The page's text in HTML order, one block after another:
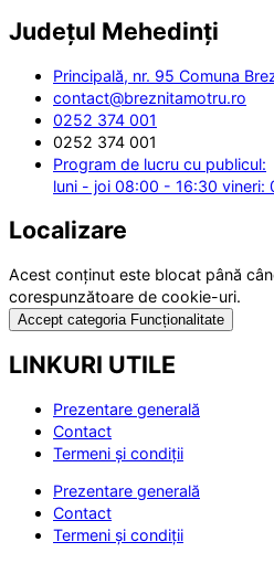
Județul Mehedinți
Principală, nr. 95 Comuna
contact@breznitamotru.ro
0252 374 001
0252 374 001
Program de lucru cu publicul:
luni - joi 08:00 - 16:30 vineri:
Localizare
Acest conținut este blocat până
corespunzătoare de cookie-uri.
Accept categoria Funcționalitate
LINKURI UTILE
Prezentare generală
Contact
Termeni și condiții
Prezentare generală
Contact
Termeni și condiții